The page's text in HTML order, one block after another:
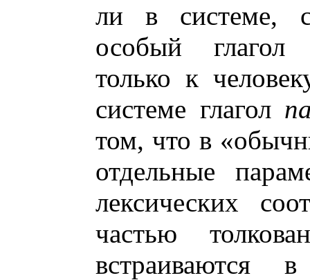
ли в системе,
особый глагол
только к
системе глагол
том, что в
отдельные
лексических
частью
встраиваются